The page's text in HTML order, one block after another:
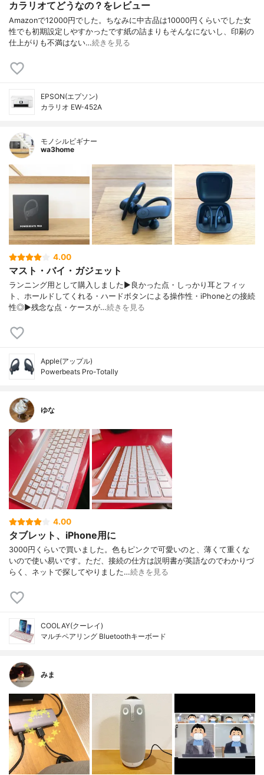
カラリオてどうなの？をレビュー
Amazonで12000円でした。ちなみに中古品は10000円くらいでした女
性でも初期設定しやすかったです紙の詰まりもそんなにないし、印刷の
仕上がりも不満はない…続きを見る
EPSON(エプソン)
カラリオ EW-452A
モノシルビギナー
wa3home
4.00
マスト・バイ・ガジェット
ランニング用として購入しました▶︎良かった点・しっかり耳とフィッ
ト、ホールドしてくれる・ハードボタンによる操作性・iPhoneとの接続
性◎▶︎残念な点・ケースが…続きを見る
Apple(アップル)
Powerbeats Pro-Totally
ゆな
4.00
タブレット、iPhone用に
3000円くらいで買いました。色もピンクで可愛いのと、薄くて重くな
いので使い易いです。ただ、接続の仕方は説明書が英語なのでわかりづ
らく、ネットで探してやりました…続きを見る
COOLAY(クーレイ)
マルチペアリング Bluetoothキーボード
みま